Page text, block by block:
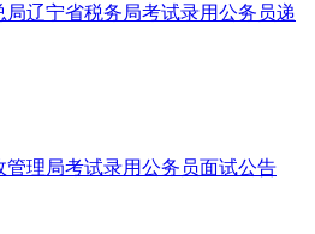
局辽宁省税务局考试录用公务员递
管理局考试录用公务员面试公告